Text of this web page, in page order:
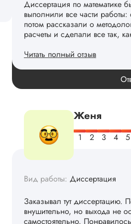
Диссертация по математике
выполнили все части
потом рассказали о
расчеты и сделали все так,
Читать полный отзыв
Спасибо! Передадим ваши
Женя
Вид работы: Диссертация
Заказывал тут диссертацию.
внушительно, но выхода не
самостоятельно.